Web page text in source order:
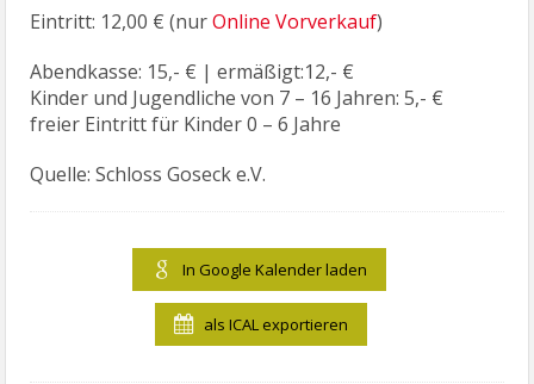
Eintritt: 12,00 € (nurOnline Vorverkauf)
Abendkasse: 15,- € | ermäßigt:12,- €
Kinder und Jugendliche von 7 – 16 Jahren: 5,- €
freier Eintritt für Kinder 0 – 6 Jahre
Quelle: Schloss Goseck e.V.
In Google Kalender laden
als ICAL exportieren